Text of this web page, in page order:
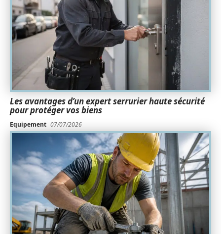
Les avantages d’un expert serrurier haute sécurité
pour protéger vos biens
Equipement 07/07/2026